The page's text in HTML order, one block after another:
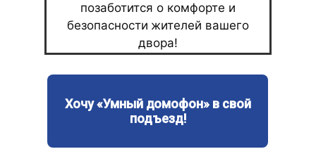
позаботится о комфорте и
безопасности жителей вашего
двора!
Хочу «Умный домофон» в свой
подъезд!